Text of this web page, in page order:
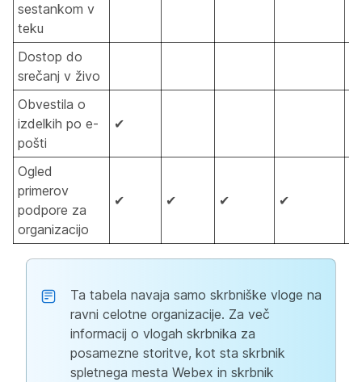
sestankom v
teku
Dostop do
srečanj v živo
Obvestila o
izdelkih po e-
pošti
✔
Ogled
primerov
podpore za
organizacijo
✔ ✔ ✔ ✔
Ta tabela navaja samo skrbniške vloge na
ravni celotne organizacije. Za več
informacij o vlogah skrbnika za
posamezne storitve, kot sta skrbnik
spletnega mesta Webex in skrbnik